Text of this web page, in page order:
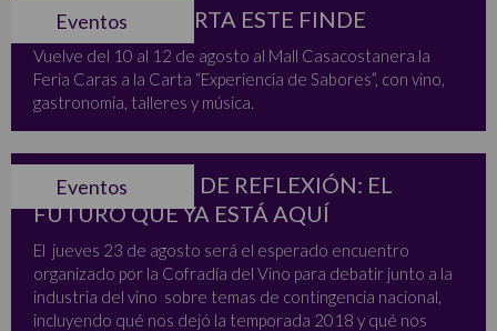
Eventos
CARAS A LA CARTA ESTE FINDE
Vuelve del 10 al 12 de agosto al Mall Casacostanera la
Feria Caras a la Carta “Experiencia de Sabores”, con vino,
gastronomía, talleres y música.
Eventos
7MA JORNADA DE REFLEXIÓN: EL
FUTURO QUE YA ESTÁ AQUÍ
El jueves 23 de agosto será el esperado encuentro
organizado por la Cofradía del Vino para debatir junto a la
industria del vino sobre temas de contingencia nacional,
incluyendo qué nos dejó la temporada 2018 y qué nos